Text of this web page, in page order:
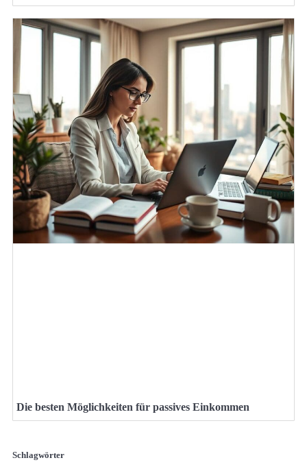
Die besten Möglichkeiten für passives Einkommen
Schlagwörter